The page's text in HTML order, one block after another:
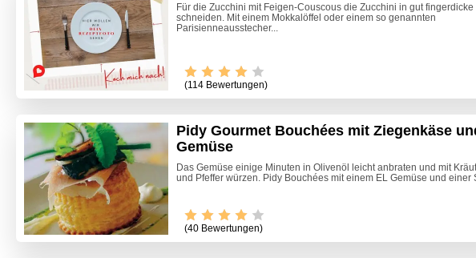
Für die Zucchini mit Feigen-Couscous die Zucchini in gut fingerdicke
schneiden. Mit einem Mokkalöffel oder einem so genannten
Parisienneausstecher...
(114 Bewertungen)
Pidy Gourmet Bouchées mit Ziegenkäse
Gemüse
Das Gemüse einige Minuten in Olivenöl leicht anbraten und mit
und Pfeffer würzen. Pidy Bouchées mit einem EL Gemüse und einer
(40 Bewertungen)